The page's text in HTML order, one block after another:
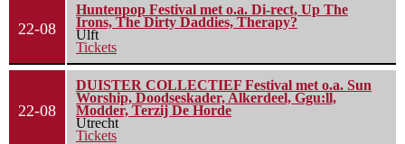
22-08
Huntenpop Festival met o.a. Di-rect, Up The
Irons, The Dirty Daddies, Therapy?
Ulft
Tickets
22-08
DUISTER COLLECTIEF Festival met o.a. Sun
Worship, Doodseskader, Alkerdeel, Ggu:ll,
Modder, Terzij De Horde
Utrecht
Tickets